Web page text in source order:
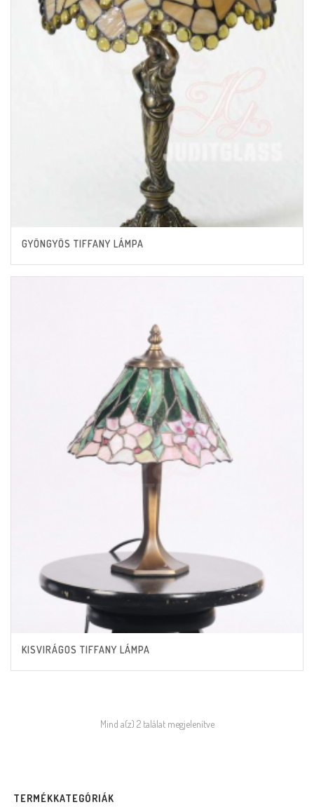
GYÖNGYÖS TIFFANY LÁMPA
KISVIRÁGOS TIFFANY LÁMPA
Mind a(z) 2 találat megjelenítve
TERMÉKKATEGÓRIÁK